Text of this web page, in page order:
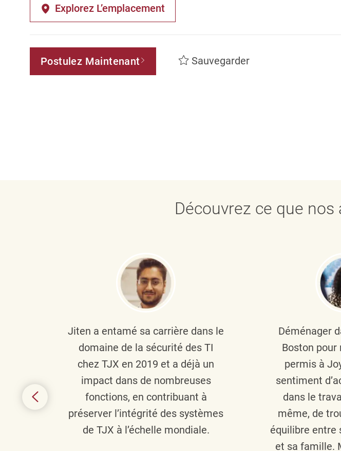
Explorez L’emplacement
Postulez Maintenant Sauvegarder
Découvrez ce que
Jiten a entamé sa carrière dans le
domaine de la sécurité des TI
chez TJX en 2019 et a déjà un
impact dans de nombreuses
fonctions, en contribuant à
préserver l’intégrité des systèmes
de TJX à l’échelle mondiale.
Déménager
Boston pour
permis à
sentiment
dans le
même, de
équilibre entre
et sa famille.